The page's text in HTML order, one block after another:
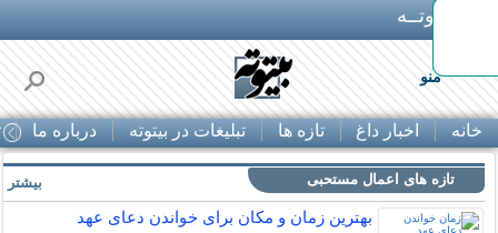
بـیتوتــه
منو
خانه اخبار داغ تازه ها تبلیغات در بیتوته درباره ما
تازه های اعمال مستحبی
بهترین زمان و مکان برای خواندن دعای عهد
بیشتر